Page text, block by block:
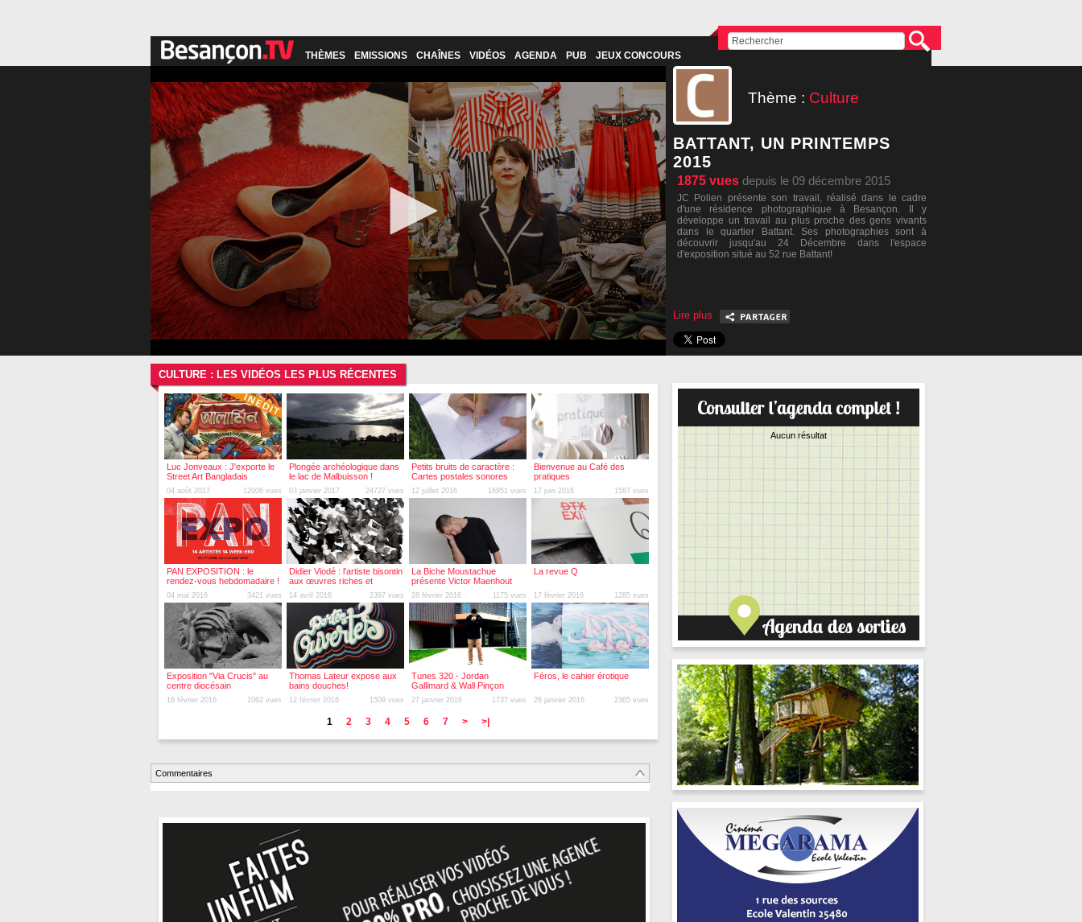
THÈMES EMISSIONS CHAÎNES VIDÉOS AGENDA PUB JEUX CONCOURS
Thème : Culture
BATTANT, UN PRINTEMPS
2015
1875 vues depuis le 09 décembre 2015
JC Polien présente son travail, réalisé dans le cadre
d'une résidence photographique à Besançon. Il y
développe un travail au plus proche des gens vivants
dans le quartier Battant. Ses photographies sont à
découvrir jusqu'au 24 Décembre dans l'espace
d'exposition situé au 52 rue Battant!
Lire plus
CULTURE : LES VIDÉOS LES PLUS RÉCENTES
Luc Jonveaux : J'exporte le
Street Art Bangladais
04 août 2017 12006 vues
Plongée archéologique dans
le lac de Malbuisson !
03 janvier 2017 24727 vues
Petits bruits de caractère :
Cartes postales sonores
12 juillet 2016 16951 vues
Bienvenue au Café des
pratiques
17 juin 2016 1587 vues
PAN EXPOSITION : le
rendez-vous hebdomadaire !
04 mai 2016 3421 vues
Didier Viodé : l'artiste bisontin
aux œuvres riches et
pluridisciplinaires !
14 avril 2016 2397 vues
La Biche Moustachue
présente Victor Maenhout
28 février 2016 1175 vues
La revue Q
17 février 2016 1285 vues
Exposition "Via Crucis" au
centre diocésain
16 février 2016 1062 vues
Thomas Lateur expose aux
bains douches!
12 février 2016 1509 vues
Tunes 320 - Jordan
Gallimard & Wall Pinçon
27 janvier 2016 1737 vues
Féros, le cahier érotique
26 janvier 2016 2365 vues
1 2 3 4 5 6 7 > >|
Commentaires
Aucun résultat